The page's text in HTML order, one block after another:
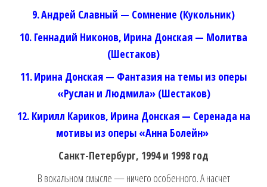
9.Андрей Славный — Сомнение (Кукольник)
10. Геннадий Никонов, Ирина Донская — Молитва
(Шестаков)
11.Ирина Донская — Фантазия на темы из оперы
«Руслан и Людмила» (Шестаков)
12. Кирилл Кариков, Ирина Донская — Серенада на
мотивы из оперы «Анна Болейн»
Санкт-Петербург, 1994 и 1998 год
В вокальном смысле — ничего особенного. А насчет